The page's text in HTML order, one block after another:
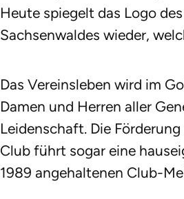
Heute spiegelt das Logo
Sachsenwaldes wieder,
Das Vereinsleben wird im
Damen und Herren aller
Leidenschaft. Die
Club führt sogar eine
1989 angehaltenen Club-